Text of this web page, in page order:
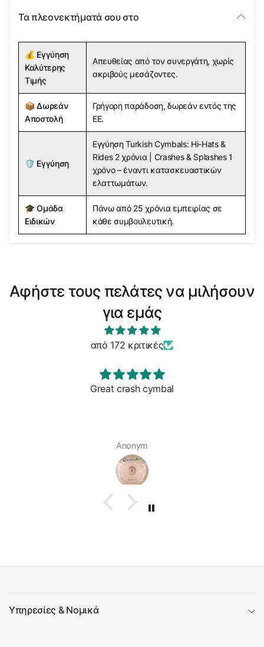
Τα πλεονεκτήματά σου στο
💰 Εγγύηση
Καλύτερης
Τιμής
Απευθείας από τον συνεργάτη, χωρίς
ακριβούς μεσάζοντες.
📦Δωρεάν
Αποστολή
Γρήγορη παράδοση, δωρεάν εντός της
ΕΕ.
🛡️ Εγγύηση
Εγγύηση Turkish Cymbals: Hi-Hats &
Rides 2 χρόνια | Crashes & Splashes 1
χρόνο – έναντι κατασκευαστικών
ελαττωμάτων.
🎓Ομάδα
Ειδικών
Πάνω από 25 χρόνια εμπειρίας σε
κάθε συμβουλευτική.
Αφήστε τους πελάτες να μιλήσουν
για εμάς
από 172 κριτικές
Great crash cymbal
Anonym
Υπηρεσίες & Νομικά